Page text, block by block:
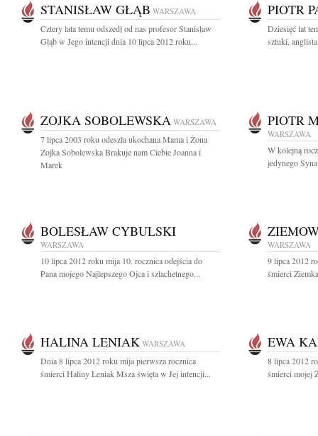
STANISŁAW GŁĄB WARSZAWA
Cztery lata temu odszedł od nas profesor Stanisław
Głąb w Jego intencji dnia 10 lipca 2012 roku...
PIOTR
Dziesięć lat
sztuki,
ZOJKA SOBOLEWSKA WARSZAWA
7 lipca 2003 roku odeszła ukochana Mama i Żona
Zojka Sobolewska Brakuje nam Ciebie Joanna i
Marek
PIOTR
WARSZAWA
W kolejną
jedynego
BOLESŁAW CYBULSKI
WARSZAWA
10 lipca 2012 roku mija 10. rocznica odejścia do
Pana mojego Najlepszego Ojca i szlachetnego...
WARSZAWA
9 lipca 2012
śmierci
HALINA LENIAK WARSZAWA
Dnia 8 lipca 2012 roku mija pierwsza rocznica
śmierci Haliny Leniak Msza święta w Jej intencji...
EWA
8 lipca 2012
śmierci mojej